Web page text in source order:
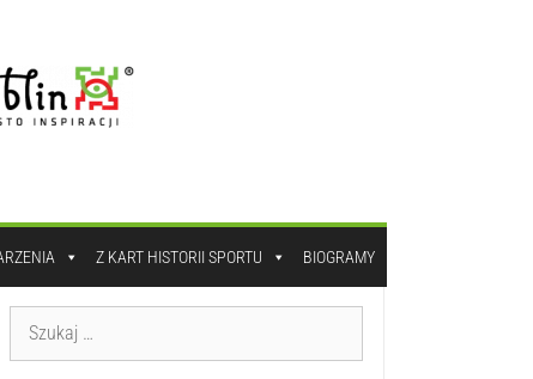
Z KART HISTORII SPORTU BIOGRAMY